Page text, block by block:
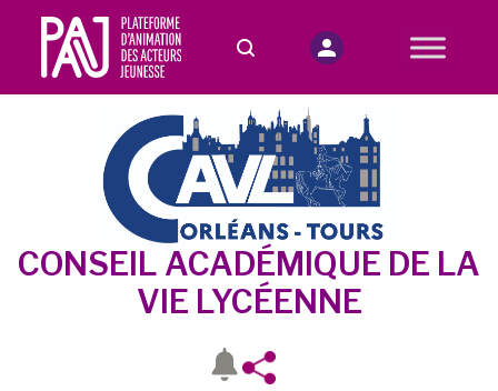
CONSEIL ACADÉMIQUE DE LA
VIE LYCÉENNE